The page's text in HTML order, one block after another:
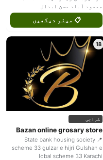
محمود آباد حسن ابدال
📋 مینو دیکھیں
18
کراچی
Bazan online grosary store
📍 State bank housing society
scheme 33 gulzar e hijri Gulshan e
Iqbal scheme 33 Karachi